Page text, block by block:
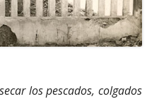
los pescados, colgados